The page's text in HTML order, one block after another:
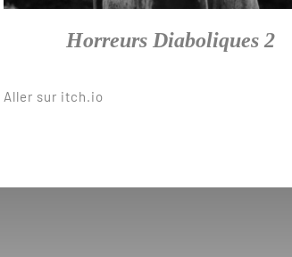
Horreurs Diaboliques 2
Aller sur itch.io